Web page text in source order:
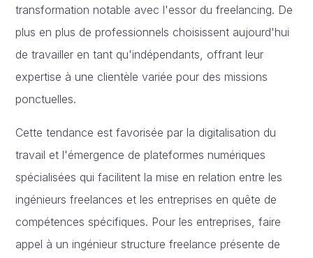
transformation notable avec l'essor du freelancing. De
plus en plus de professionnels choisissent aujourd'hui
de travailler en tant qu'indépendants, offrant leur
expertise à une clientèle variée pour des missions
ponctuelles.
Cette tendance est favorisée par la digitalisation du
travail et l'émergence de plateformes numériques
spécialisées qui facilitent la mise en relation entre les
ingénieurs freelances et les entreprises en quête de
compétences spécifiques. Pour les entreprises, faire
appel à un ingénieur structure freelance présente de